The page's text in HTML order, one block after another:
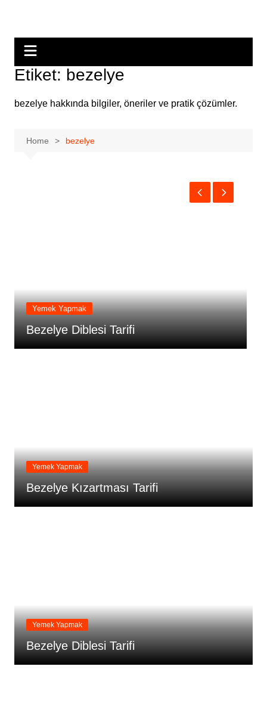
Etiket: bezelye
bezelye hakkında bilgiler, öneriler ve pratik çözümler.
Home bezelye
Yemek Yapmak
Bezelye Diblesi Tarifi
Yemek Yapmak
Bezelye Kızartması Tarifi
Yemek Yapmak
Bezelye Diblesi Tarifi